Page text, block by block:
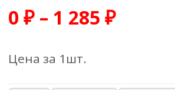
0 ₽– 1 285 ₽
Цена за 1шт.